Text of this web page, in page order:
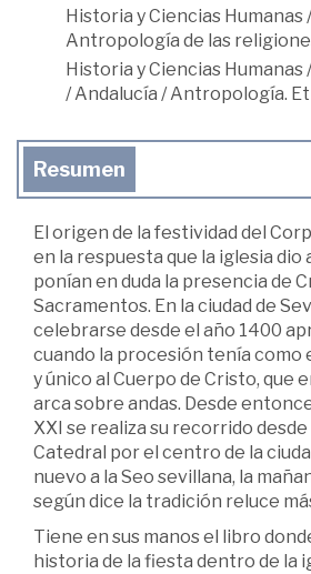
Historia y Ciencias Humanas
Antropología de las
Historia y Ciencias Humanas
/Andalucía /Antropología.
Resumen
El origen de la festividad del
en la respuesta que la iglesia dio
ponían en duda la presencia de
Sacramentos. En la ciudad de
celebrarse desde el año 1400
cuando la procesión tenía como
y único al Cuerpo de Cristo, que
arca sobre andas. Desde
XXI se realiza su recorrido
Catedral por el centro de la
nuevo a la Seo sevillana, la
según dice la tradición reluce
Tiene en sus manos el libro
historia de la fiesta dentro de la